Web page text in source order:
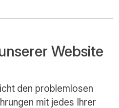
Website
den problemlosen
mit jedes Ihrer